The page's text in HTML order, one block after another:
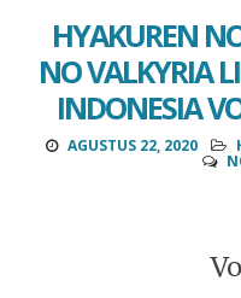
HYAKUREN
NO VALKYRIA
INDONESIA
AGUSTUS 22, 2020